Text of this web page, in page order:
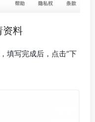
资料
填写完成后，点击“下